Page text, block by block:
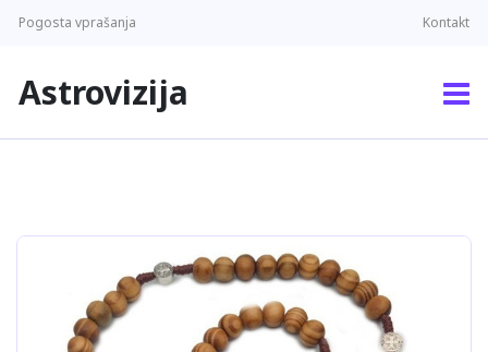
Pogosta vprašanja Kontakt
Astrovizija